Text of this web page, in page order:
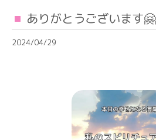
ありがとうございます🤗
2024/04/29